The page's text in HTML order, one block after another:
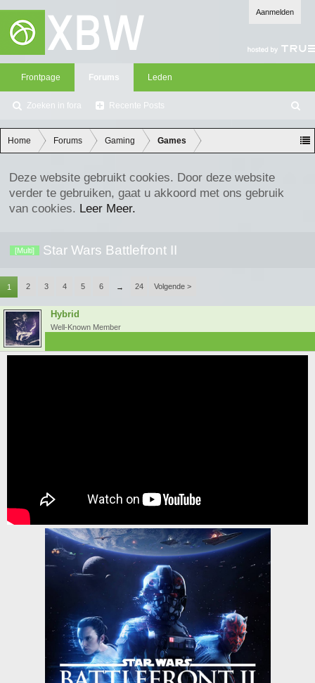
Aanmelden
Frontpage Forums
Zoeken in fora Recente Posts
Leden
oe
ke
n
Home Forums Gaming Games
Deze website gebruikt cookies. Door deze website
verder te gebruiken, gaat u akkoord met ons gebruik
van cookies. Leer Meer.
[Multi] Star Wars Battlefront II
1 2 3 4 5 6 → 24 Volgende >
Hybrid
Well-Known Member